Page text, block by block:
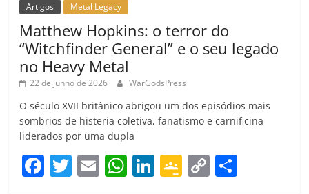
Artigos Metal Legacy
Matthew Hopkins: o terror do
“Witchfinder General” e o seu legado
no Heavy Metal
22 de junho de 2026 WarGodsPress
O século XVII britânico abrigou um dos episódios mais
sombrios de histeria coletiva, fanatismo e carnificina
liderados por uma dupla
F T E W Li G C